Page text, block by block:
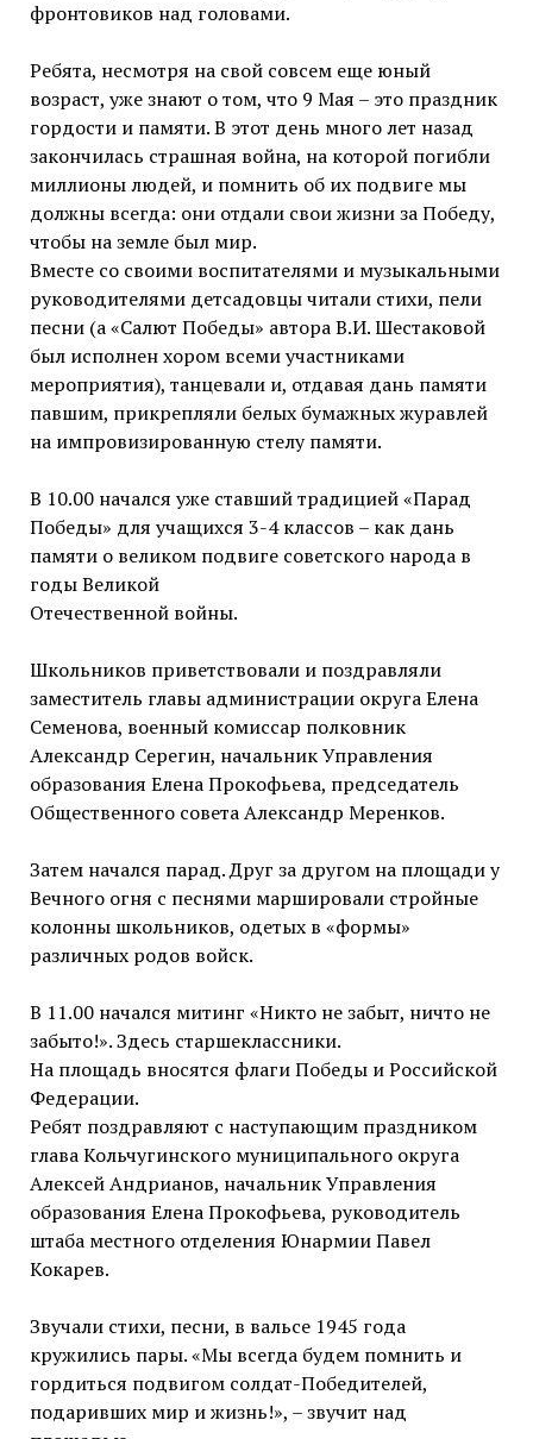
фронтовиков над головами.
Ребята, несмотря на свой совсем еще юный
возраст, уже знают о том, что 9 Мая – это праздник
гордости и памяти. В этот день много лет назад
закончилась страшная война, на которой погибли
миллионы людей, и помнить об их подвиге мы
должны всегда: они отдали свои жизни за Победу,
чтобы на земле был мир.
Вместе со своими воспитателями и музыкальными
руководителями детсадовцы читали стихи, пели
песни (а «Салют Победы» автора В.И. Шестаковой
был исполнен хором всеми участниками
мероприятия), танцевали и, отдавая дань памяти
павшим, прикрепляли белых бумажных журавлей
на импровизированную стелу памяти.
В 10.00 начался уже ставший традицией «Парад
Победы» для учащихся 3-4 классов – как дань
памяти о великом подвиге советского народа в
годы Великой
Отечественной войны.
Школьников приветствовали и поздравляли
заместитель главы администрации округа Елена
Семенова, военный комиссар полковник
Александр Серегин, начальник Управления
образования Елена Прокофьева, председатель
Общественного совета Александр Меренков.
Затем начался парад. Друг за другом на площади у
Вечного огня с песнями маршировали стройные
колонны школьников, одетых в «формы»
различных родов войск.
В 11.00 начался митинг «Никто не забыт, ничто не
забыто!». Здесь старшеклассники.
На площадь вносятся флаги Победы и Российской
Федерации.
Ребят поздравляют с наступающим праздником
глава Кольчугинского муниципального округа
Алексей Андрианов, начальник Управления
образования Елена Прокофьева, руководитель
штаба местного отделения Юнармии Павел
Кокарев.
Звучали стихи, песни, в вальсе 1945 года
кружились пары. «Мы всегда будем помнить и
гордиться подвигом солдат-Победителей,
подаривших мир и жизнь!», – звучит над